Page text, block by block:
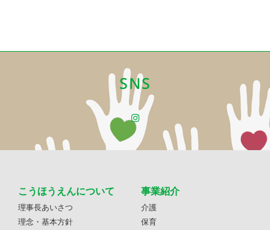
SNS
こうほうえんについて
理事長あいさつ
理念・基本方針
事業紹介
介護
保育